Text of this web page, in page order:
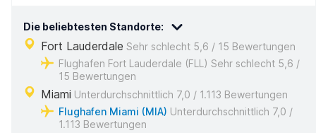
Die beliebtesten Standorte:
Fort Lauderdale Sehr schlecht 5,6 / 15 Bewertungen
Flughafen Fort Lauderdale (FLL) Sehr schlecht 5,6 /
15 Bewertungen
Miami Unterdurchschnittlich 7,0 / 1.113 Bewertungen
Flughafen Miami (MIA) Unterdurchschnittlich 7,0 /
1.113 Bewertungen